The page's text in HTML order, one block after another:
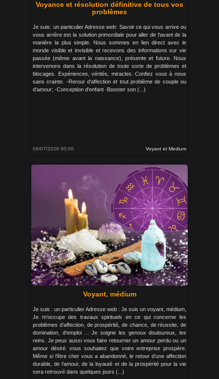
Voyance et résolution définitive de tous vos
problèmes
Je suis: un particulier Adresse web: Savoir ce qui vous arrive ou
vous arrière est la solution primordiale pour aller de l'avant de la
manière la plus simple. Nous sommes en lien direct avec le
monde visible et invisible et recevons des informations sur vie
passée (même avant la naissance), présente et future. Nous
intervenons dans la résolution de toute sorte de problèmes et
blocages. Expériences, vérités, miracles. Confiez vous à nous
sans crainte. -Rerour d'affection et tout problème de couple ou
d'amour; -Conception d'enfant -Booster son (...)
06/07/2026 00:00 Voyant et Medium
Voyant, médium
Je suis : un particulier Adresse web : Je suis un voyant, médium,
Je m'occupe des travaux spirituels en ce qui concerne les
problèmes d'affection, de prospérité, de chance, de réussite, de
domination, d'emploi ... Je soigne les genoux douloureux, les
reins. Je peux aussi vous faire retourner un amour perdu ou un
amour désiré. vous souhaitez que votre entreprise prospère.
Même si l’être cher vous a abandonné, le retour d’une affection
durable, de l’amour, de la loyauté et de la prospérité pour la vie
sera retrouvé dans quelques jours (...)